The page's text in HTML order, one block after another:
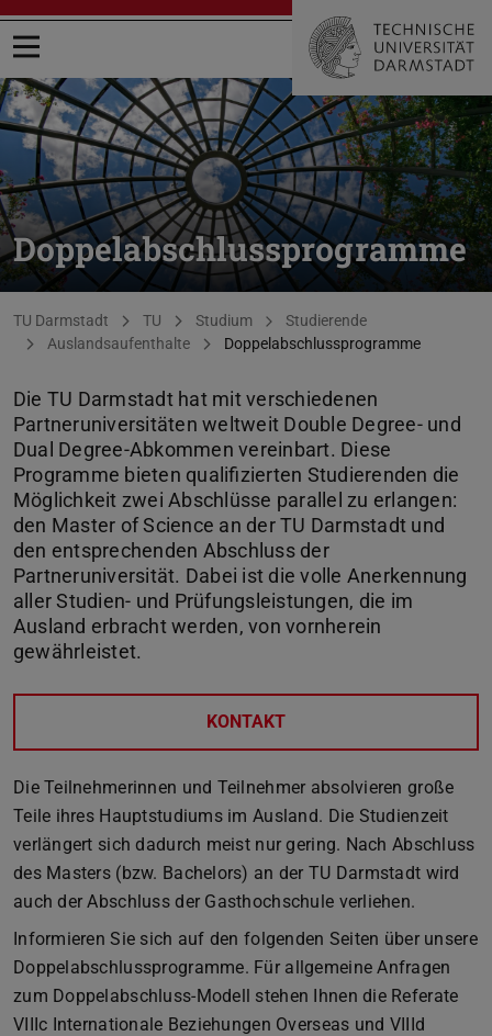
Menü öffnen
Doppelabschlussprogramme
Sie befinden sich hier:
TU Darmstadt TU Studium
Studierende
Auslandsaufenthalte
Doppelabschlussprogramme
Die TU Darmstadt hat mit verschiedenen
Partneruniversitäten weltweit Double Degree- und
Dual Degree-Abkommen vereinbart. Diese
Programme bieten qualifizierten Studierenden die
Möglichkeit zwei Abschlüsse parallel zu erlangen:
den Master of Science an der TU Darmstadt und
den entsprechenden Abschluss der
Partneruniversität. Dabei ist die volle Anerkennung
aller Studien- und Prüfungsleistungen, die im
Ausland erbracht werden, von vornherein
gewährleistet.
KONTAKT
Die Teilnehmerinnen und Teilnehmer absolvieren große
Teile ihres Hauptstudiums im Ausland. Die Studienzeit
verlängert sich dadurch meist nur gering. Nach Abschluss
des Masters (bzw. Bachelors) an der TU Darmstadt wird
auch der Abschluss der Gasthochschule verliehen.
Informieren Sie sich auf den folgenden Seiten über unsere
Doppelabschlussprogramme. Für allgemeine Anfragen
zum Doppelabschluss-Modell stehen Ihnen die Referate
VIIIc Internationale Beziehungen Overseas und VIIId